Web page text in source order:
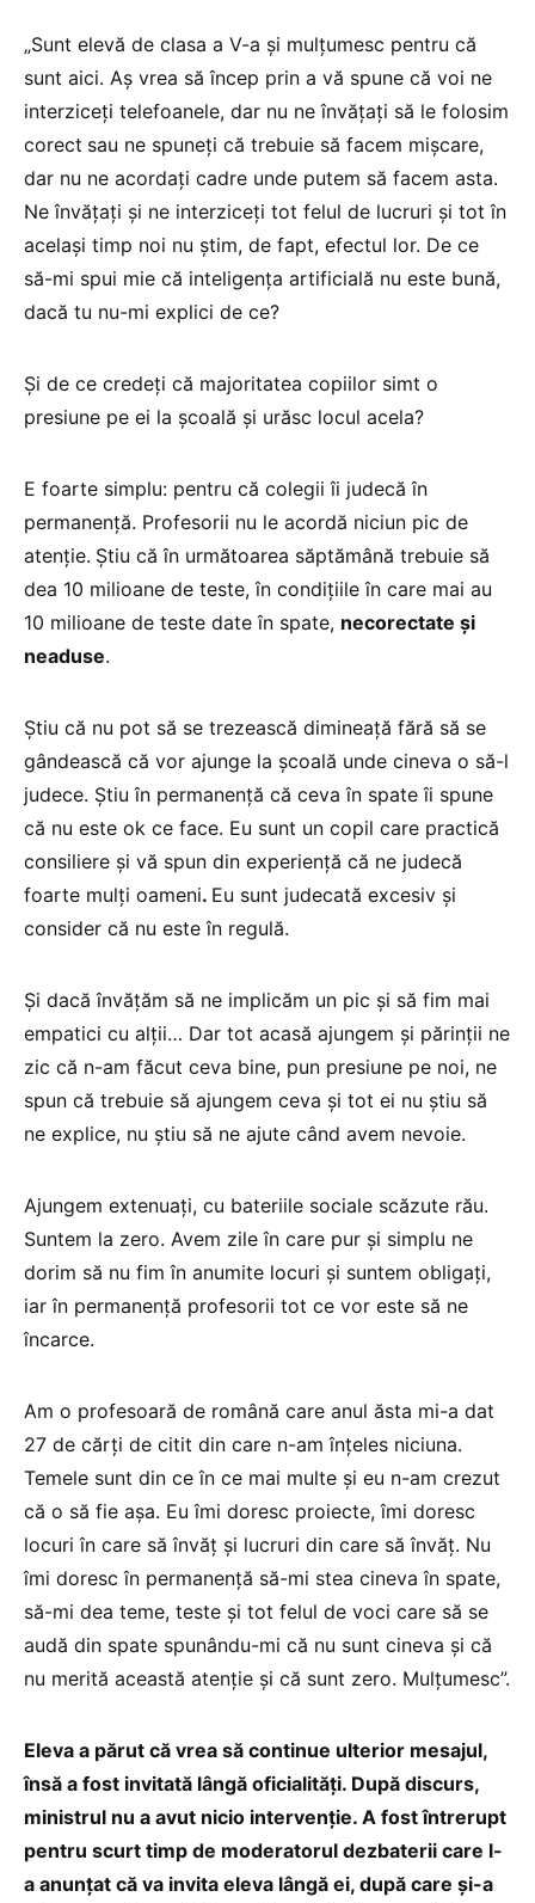
„Sunt elevă de clasa a V-a și mulțumesc pentru că
sunt aici. Aș vrea să încep prin a vă spune că voi ne
interziceți telefoanele, dar nu ne învățați să le folosim
corect sau ne spuneți că trebuie să facem mișcare,
dar nu ne acordați cadre unde putem să facem asta.
Ne învățați și ne interziceți tot felul de lucruri și tot în
același timp noi nu știm, de fapt, efectul lor. De ce
să-mi spui mie că inteligența artificială nu este bună,
dacă tu nu-mi explici de ce?
Și de ce credeți că majoritatea copiilor simt o
presiune pe ei la școală și urăsc locul acela?
E foarte simplu: pentru că colegii îi judecă în
permanență. Profesorii nu le acordă niciun pic de
atenție. Știu că în următoarea săptămână trebuie să
dea 10 milioane de teste, în condițiile în care mai au
10 milioane de teste date în spate, necorectate și
neaduse.
Știu că nu pot să se trezească dimineață fără să se
gândească că vor ajunge la școală unde cineva o să-l
judece. Știu în permanență că ceva în spate îi spune
că nu este ok ce face. Eu sunt un copil care practică
consiliere și vă spun din experiență că ne judecă
foarte mulți oameni. Eu sunt judecată excesiv și
consider că nu este în regulă.
Și dacă învățăm să ne implicăm un pic și să fim mai
empatici cu alții… Dar tot acasă ajungem și părinții ne
zic că n-am făcut ceva bine, pun presiune pe noi, ne
spun că trebuie să ajungem ceva și tot ei nu știu să
ne explice, nu știu să ne ajute când avem nevoie.
Ajungem extenuați, cu bateriile sociale scăzute rău.
Suntem la zero. Avem zile în care pur și simplu ne
dorim să nu fim în anumite locuri și suntem obligați,
iar în permanență profesorii tot ce vor este să ne
încarce.
Am o profesoară de română care anul ăsta mi-a dat
27 de cărți de citit din care n-am înțeles niciuna.
Temele sunt din ce în ce mai multe și eu n-am crezut
că o să fie așa. Eu îmi doresc proiecte, îmi doresc
locuri în care să învăț și lucruri din care să învăț. Nu
îmi doresc în permanență să-mi stea cineva în spate,
să-mi dea teme, teste și tot felul de voci care să se
audă din spate spunându-mi că nu sunt cineva și că
nu merită această atenție și că sunt zero. Mulțumesc”.
Eleva a părut că vrea să continue ulterior mesajul,
însă a fost invitată lângă oficialități. După discurs,
ministrul nu a avut nicio intervenție. A fost întrerupt
pentru scurt timp de moderatorul dezbaterii care l-
a anunțat că va invita eleva lângă ei, după care și-a